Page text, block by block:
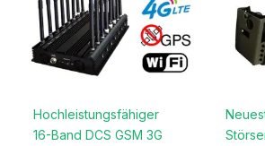
Hochleistungsfähiger
16-Band DCS GSM 3G